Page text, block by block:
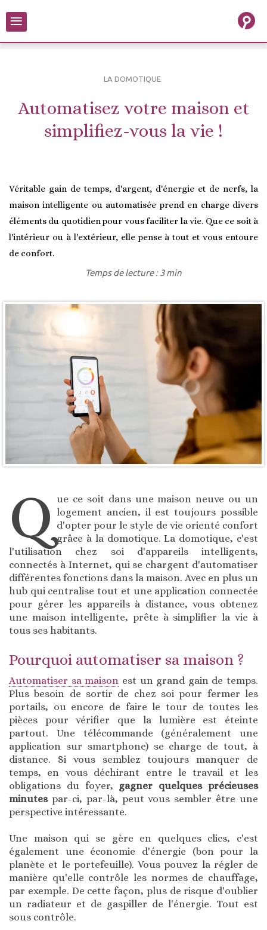
≡
LA DOMOTIQUE
Automatisez votre maison et
simplifiez-vous la vie !
Véritable gain de temps, d'argent, d'énergie et de nerfs, la
maison intelligente ou automatisée prend en charge divers
éléments du quotidien pour vous faciliter la vie. Que ce soit à
l'intérieur ou à l'extérieur, elle pense à tout et vous entoure
de confort.
Temps de lecture : 3 min
Q ue ce soit dans une maison neuve ou un
logement ancien, il est toujours possible
d'opter pour le style de vie orienté confort
grâce à la domotique. La domotique, c'est
l'utilisation chez soi d'appareils intelligents,
connectés à Internet, qui se chargent d'automatiser
différentes fonctions dans la maison. Avec en plus un
hub qui centralise tout et une application connectée
pour gérer les appareils à distance, vous obtenez
une maison intelligente, prête à simplifier la vie à
tous ses habitants.
Pourquoi automatiser sa maison ?
Automatiser sa maison est un grand gain de temps.
Plus besoin de sortir de chez soi pour fermer les
portails, ou encore de faire le tour de toutes les
pièces pour vérifier que la lumière est éteinte
partout. Une télécommande (généralement une
application sur smartphone) se charge de tout, à
distance. Si vous semblez toujours manquer de
temps, en vous déchirant entre le travail et les
obligations du foyer, gagner quelques précieuses
minutespar-ci, par-là, peut vous sembler être une
perspective intéressante.
Une maison qui se gère en quelques clics, c'est
également une économie d'énergie (bon pour la
planète et le portefeuille). Vous pouvez la régler de
manière qu'elle contrôle les normes de chauffage,
par exemple. De cette façon, plus de risque d'oublier
un radiateur et de gaspiller de l'énergie. Tout est
sous contrôle.